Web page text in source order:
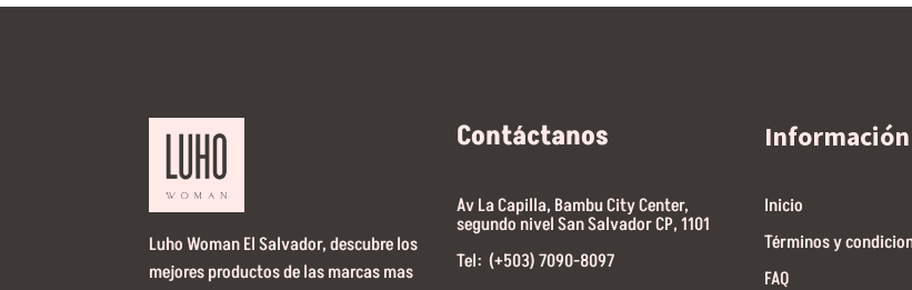
Luho Woman El Salvador, descubre los
mejores productos de las marcas mas
Contáctanos
Av La Capilla, Bambu City Center,
segundo nivel San Salvador CP, 1101
Tel: (+503) 7090-8097
Información
Inicio
Términos y
FAQ